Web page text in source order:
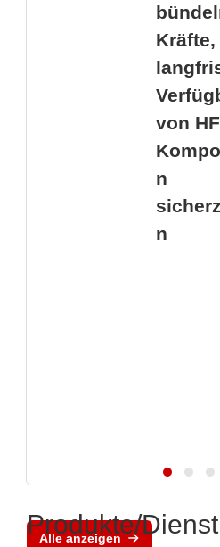
von
n
n
Alle anzeigen
Produkte/